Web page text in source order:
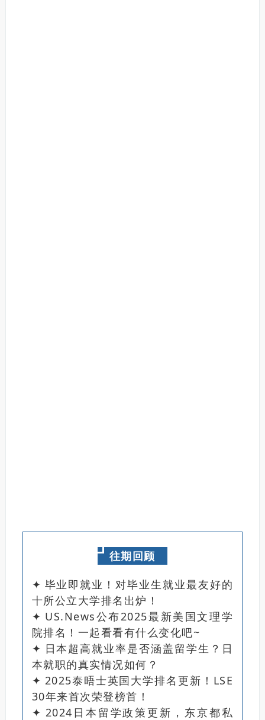
往期回顾
✦ 毕业即就业！对毕业生就业最友好的
十所公立大学排名出炉！
✦ US.News公布2025最新美国文理学
院排名！一起看看有什么变化吧~
✦ 日本超高就业率是否涵盖留学生？日
本就职的真实情况如何？
✦ 2025泰晤士英国大学排名更新！LSE
30年来首次荣登榜首！
✦ 2024日本留学政策更新，东京都私